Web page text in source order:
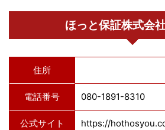
ほっと保証株式会
住所
電話番号 080-1891-8310
公式サイト https://